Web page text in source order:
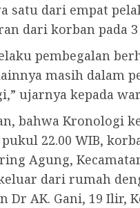
satu dari empat
dari korban pada
pembegalan
masih dalam
ujarnya kepada
bahwa Kronologi
22.00 WIB,
Agung,
dari rumah
Dr AK. Gani, 19 Ilir,